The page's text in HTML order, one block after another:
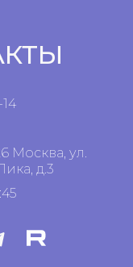
Москва, ул.
д.3